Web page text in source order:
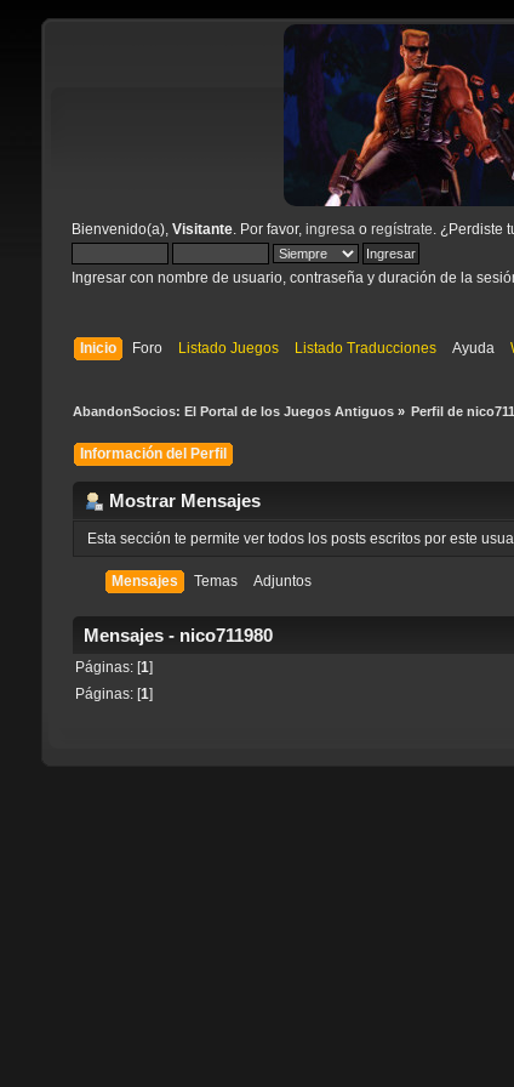
Bienvenido(a), Visitante. Por favor, ingresa o regístrate . ¿Perdiste
Ingresar con nombre de usuario, contraseña y duración de la
Inicio Foro Listado Juegos Listado Traducciones Ayuda
AbandonSocios: El Portal de los Juegos Antiguos» Perfil de
Información del Perfil
Mostrar Mensajes
Esta sección te permite ver todos los posts escritos por este
Mensajes Temas Adjuntos
Mensajes - nico711980
Páginas: [ 1]
Páginas: [1]